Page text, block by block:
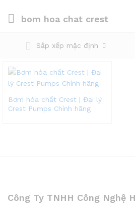
bom hoa chat crest
Sắp xếp mặc định
Bơm hóa chất Crest | Đại lý
Crest Pumps Chính hãng
Công Ty TNHH Công Nghệ